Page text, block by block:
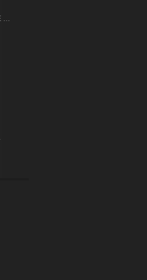
…